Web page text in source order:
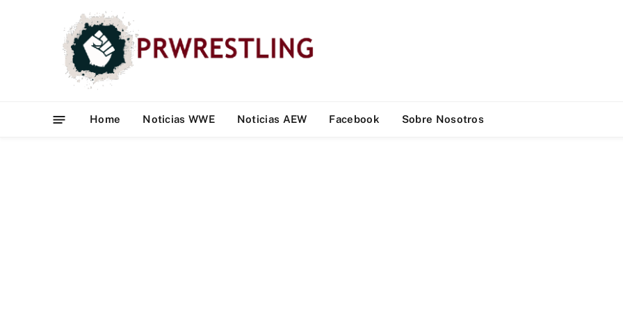
Home Noticias WWE Noticias AEW Facebook Sobre Nosotros